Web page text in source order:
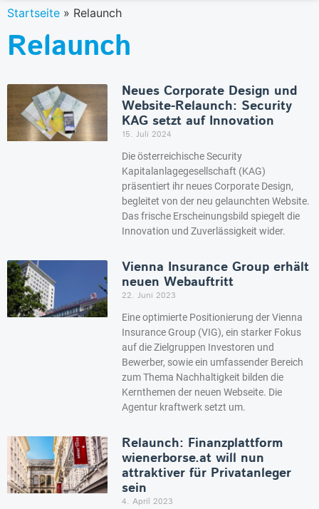
Startseite » Relaunch
Relaunch
Neues Corporate Design und
Website-Relaunch: Security
KAG setzt auf Innovation
15. Juli 2024
Die österreichische Security
Kapitalanlagegesellschaft (KAG)
präsentiert ihr neues Corporate Design,
begleitet von der neu gelaunchten Website.
Das frische Erscheinungsbild spiegelt die
Innovation und Zuverlässigkeit wider.
Vienna Insurance Group erhält
neuen Webauftritt
22. Juni 2023
Eine optimierte Positionierung der Vienna
Insurance Group (VIG), ein starker Fokus
auf die Zielgruppen Investoren und
Bewerber, sowie ein umfassender Bereich
zum Thema Nachhaltigkeit bilden die
Kernthemen der neuen Webseite. Die
Agentur kraftwerk setzt um.
Relaunch: Finanzplattform
wienerborse.at will nun
attraktiver für Privatanleger
sein
4. April 2023